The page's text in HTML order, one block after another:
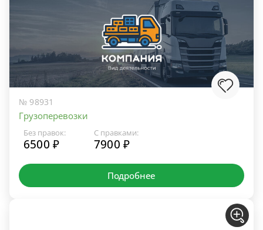
№ 98931
Грузоперевозки
Без правок:
6500 ₽
С правками:
7900 ₽
Подробнее